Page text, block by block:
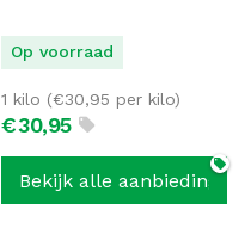
Op voorraad
€30,95
1 kilo (€30,95 per kilo)
Bekijk alle aanbiedingen